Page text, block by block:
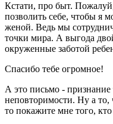
Кстати, про быт.
позволить себе, чтобы я
женой. Ведь мы
точки мира. А выгода
окруженные заботой
Спасибо тебе огромное!
А это письмо - признание
неповторимости. Ну а
то покажите мне того,